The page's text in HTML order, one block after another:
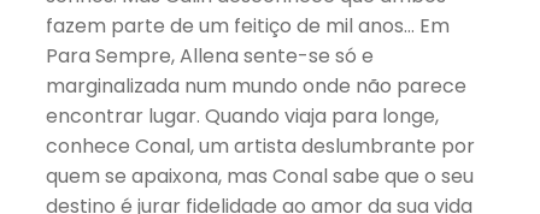
fazem parte de um feitiço de mil anos… Em
Para Sempre, Allena sente-se só e
marginalizada num mundo onde não parece
encontrar lugar. Quando viaja para longe,
conhece Conal, um artista deslumbrante por
quem se apaixona, mas Conal sabe que o seu
destino é jurar fidelidade ao amor da sua vida